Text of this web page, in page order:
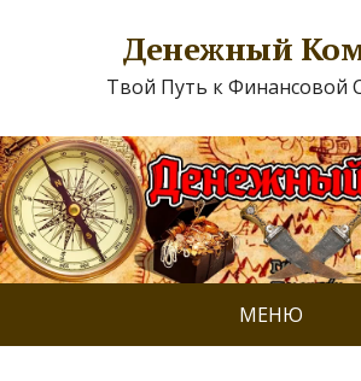
Денежный
Твой Путь к Финансовой
МЕНЮ